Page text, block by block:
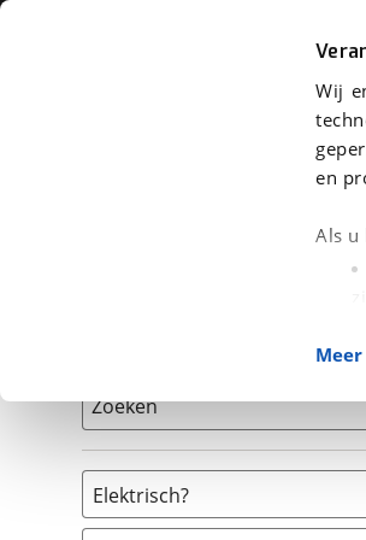
Wij
en
Als u
Met
Auto
We hebben 2 fietsen
Zoeken
Elektrisch?
Niet elektrisch (2)